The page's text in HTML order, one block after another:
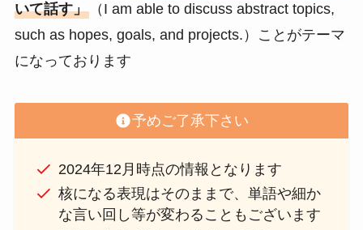
いて話す」（I am able to discuss abstract topics,
such as hopes, goals, and projects.）ことがテーマ
になっております
予めご了承下さい
2024年12月時点の情報となります
核になる表現はそのままで、単語や細か
な言い回し等が変わることもございます